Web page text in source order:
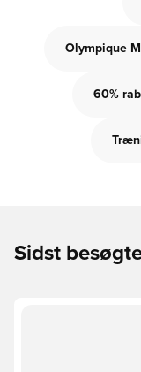
Olympique
60%
Sidst